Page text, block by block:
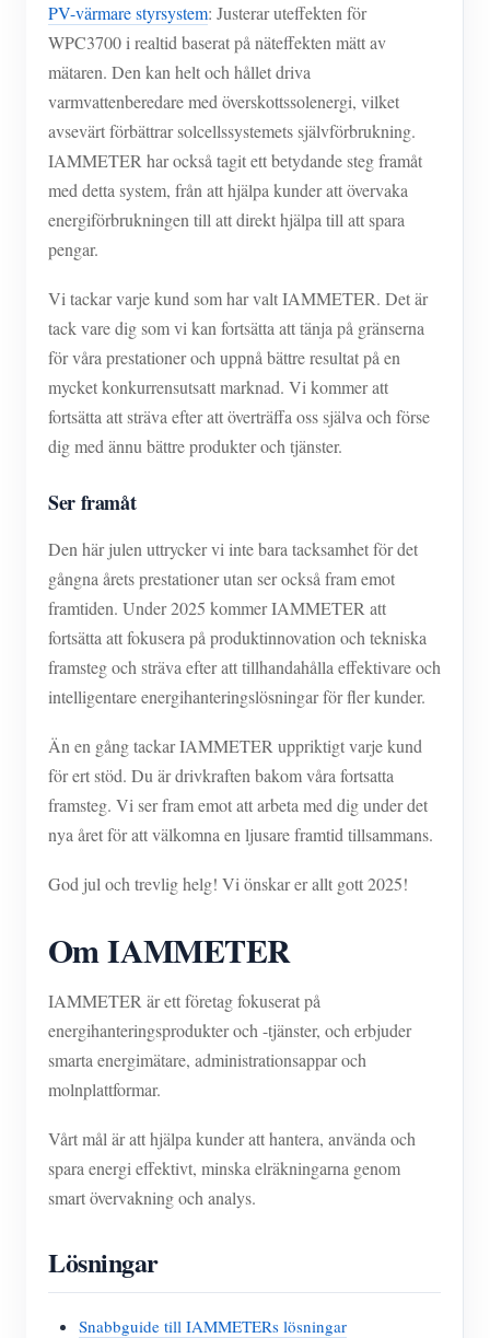
PV-värmare styrsystem: Justerar uteffekten för
WPC3700 i realtid baserat på näteffekten mätt av
mätaren. Den kan helt och hållet driva
varmvattenberedare med överskottssolenergi, vilket
avsevärt förbättrar solcellssystemets självförbrukning.
IAMMETER har också tagit ett betydande steg framåt
med detta system, från att hjälpa kunder att övervaka
energiförbrukningen till att direkt hjälpa till att spara
pengar.
Vi tackar varje kund som har valt IAMMETER. Det är
tack vare dig som vi kan fortsätta att tänja på gränserna
för våra prestationer och uppnå bättre resultat på en
mycket konkurrensutsatt marknad. Vi kommer att
fortsätta att sträva efter att överträffa oss själva och förse
dig med ännu bättre produkter och tjänster.
Ser framåt
Den här julen uttrycker vi inte bara tacksamhet för det
gångna årets prestationer utan ser också fram emot
framtiden. Under 2025 kommer IAMMETER att
fortsätta att fokusera på produktinnovation och tekniska
framsteg och sträva efter att tillhandahålla effektivare och
intelligentare energihanteringslösningar för fler kunder.
Än en gång tackar IAMMETER uppriktigt varje kund
för ert stöd. Du är drivkraften bakom våra fortsatta
framsteg. Vi ser fram emot att arbeta med dig under det
nya året för att välkomna en ljusare framtid tillsammans.
God jul och trevlig helg! Vi önskar er allt gott 2025!
Om IAMMETER
IAMMETER är ett företag fokuserat på
energihanteringsprodukter och -tjänster, och erbjuder
smarta energimätare, administrationsappar och
molnplattformar.
Vårt mål är att hjälpa kunder att hantera, använda och
spara energi effektivt, minska elräkningarna genom
smart övervakning och analys.
Lösningar
Snabbguide till IAMMETERs lösningar